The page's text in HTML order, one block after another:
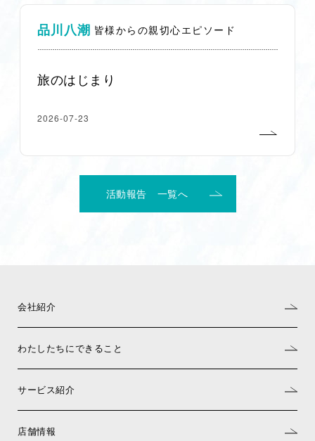
品川八潮 皆様からの親切心エピソード
旅のはじまり
2026-07-23
活動報告 一覧へ
会社紹介
わたしたちにできること
サービス紹介
店舗情報